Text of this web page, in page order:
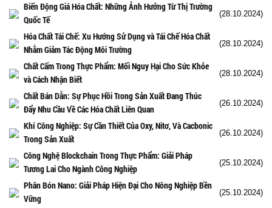
Biến Động Giá Hóa Chất: Những Ảnh Hưởng Từ Thị Trường
Quốc Tế
(28.10.2024)
Hóa Chất Tái Chế: Xu Hướng Sử Dụng và Tái Chế Hóa Chất
Nhằm Giảm Tác Động Môi Trường
(28.10.2024)
Chất Cấm Trong Thực Phẩm: Mối Nguy Hại Cho Sức Khỏe
và Cách Nhận Biết
(28.10.2024)
Chất Bán Dẫn: Sự Phục Hồi Trong Sản Xuất Đang Thúc
Đẩy Nhu Cầu Về Các Hóa Chất Liên Quan
(26.10.2024)
Khí Công Nghiệp: Sự Cần Thiết Của Oxy, Nitơ, Và Cacbonic
Trong Sản Xuất
(26.10.2024)
Công Nghệ Blockchain Trong Thực Phẩm: Giải Pháp
Tương Lai Cho Ngành Công Nghiệp
(25.10.2024)
Phân Bón Nano: Giải Pháp Hiện Đại Cho Nông Nghiệp Bền
Vững
(25.10.2024)